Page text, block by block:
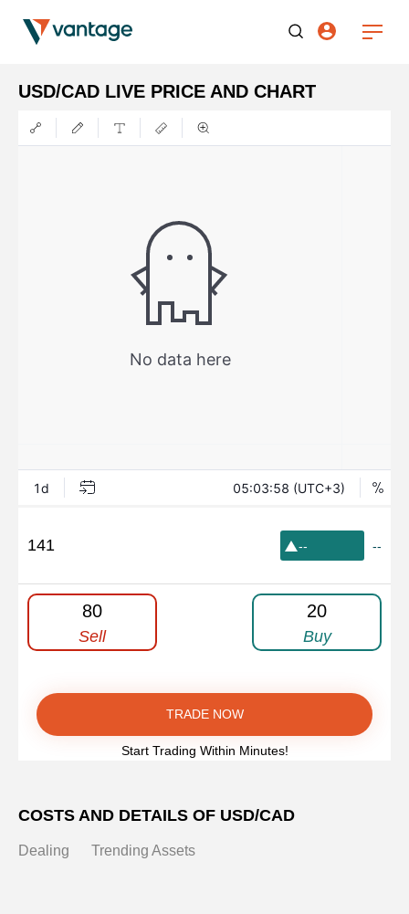
USD/CAD LIVE PRICE AND CHART
141 -- --
80
Sell
20
Buy
TRADE NOW
Start Trading Within Minutes!
COSTS AND DETAILS OF USD/CAD
Dealing Trending Assets